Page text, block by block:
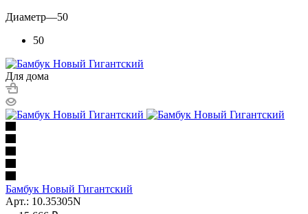
Диаметр—50
50
Для дома
Бамбук Новый Гигантский
Арт.: 10.35305N